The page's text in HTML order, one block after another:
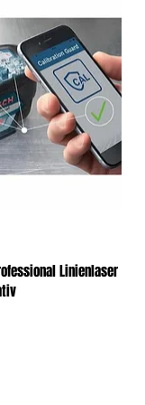
Linienlaser